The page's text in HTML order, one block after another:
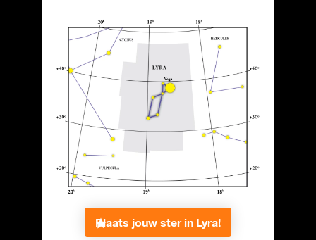
Plaats jouw ster in Lyra!